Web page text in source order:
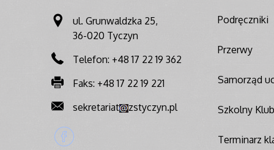
ul. Grunwaldzka 25,
36-020 Tyczyn
Telefon: +48 17 22 19 362
Faks: +48 17 22 19 221
sekretariat
zstyczyn.pl
Podręczniki
Przerwy
Samorząd
Szkolny
Terminarz